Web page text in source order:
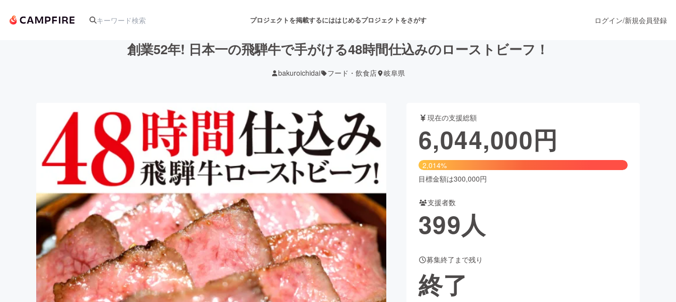
プロジェクトを掲載するにははじめるプロジェクトをさがす
アート・写真 音楽 舞台・パフォーマンス
テクノロジー・ガジェット ゲーム・サービス開発 フード・飲食店 ファッション
映像・映画 書籍・雑誌出版 アニメ・漫画
ビジネス・起業 チャレンジ ビューティー・ヘルスケア
まちづくり・地域活性化
CAMPFIRE for Social GoodCAMPFIRE Creation
CAMPFIREふるさと納税machi-ya コミュニティ
ログイン/新規会員登録
創業52年! 日本一の飛騨牛で手がける48時間仕込みのローストビーフ！
bakuroichidai フード・飲食店 岐阜県
現在の支援総額
6,044,000円
2,014%
目標金額は300,000円
支援者数
399人
募集終了まで残り
終了